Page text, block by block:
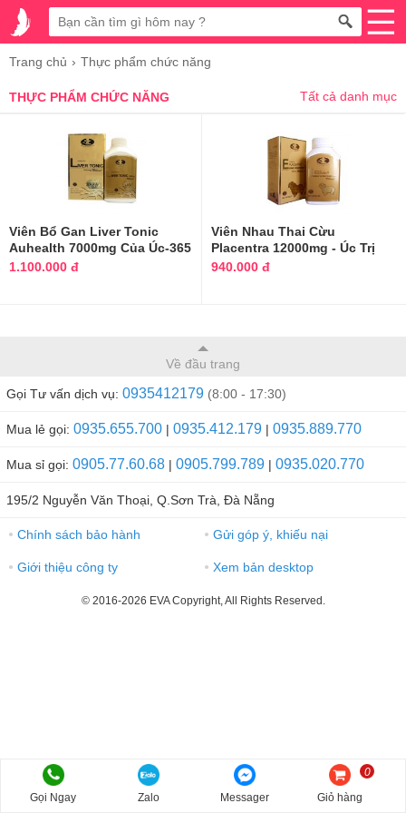
Trang chủ Thực phẩm chức năng
THỰC PHẨM CHỨC NĂNG Tất cả danh mục
Viên Bổ Gan Liver Tonic
Auhealth 7000mg Của Úc-365
Viên
1.100.000 đ
Viên Nhau Thai Cừu
Placentra 12000mg - Úc Trị
Nám, Tàn Nhang
940.000 đ
Về đầu trang
Gọi Tư vấn dịch vụ: 0935412179 (8:00 - 17:30)
Mua lẻ gọi: 0935.655.700 | 0935.412.179 | 0935.889.770
Mua sỉ gọi: 0905.77.60.68 | 0905.799.789 | 0935.020.770
195/2 Nguyễn Văn Thoại, Q.Sơn Trà, Đà Nẵng
● Chính sách bảo hành ● Gửi góp ý, khiếu nại
● Giới thiệu công ty ● Xem bản desktop
© 2016-2026 EVA Copyright, All Rights Reserved.
Gọi Ngay Zalo Messager Giỏ hàng
0